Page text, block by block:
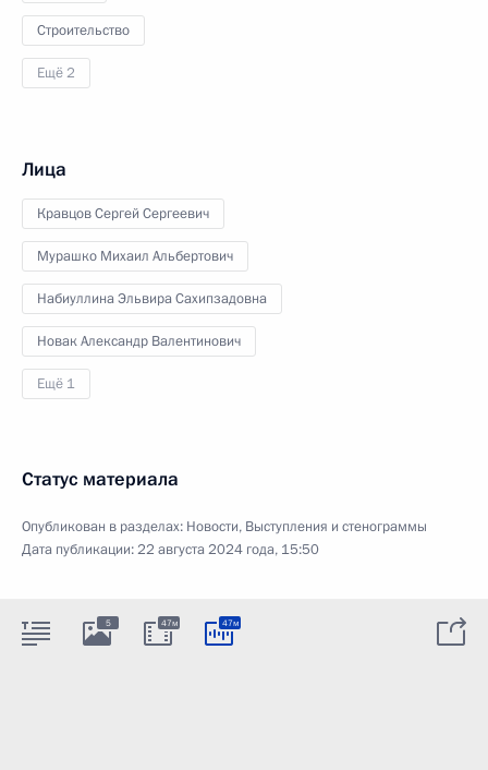
Строительство
Ещё 2
Лица
Кравцов Сергей Сергеевич
Мурашко Михаил Альбертович
Набиуллина Эльвира Сахипзадовна
Новак Александр Валентинович
Ещё 1
Статус материала
Опубликован в разделах: Новости, Выступления и стенограммы
Дата публикации:22 августа 2024 года, 15:50
5 47м 47м